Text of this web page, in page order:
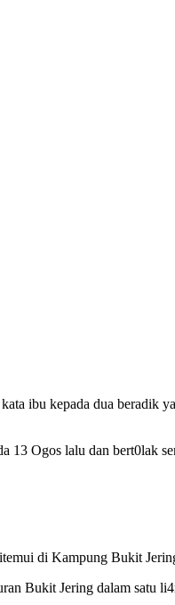
ibu kepada dua beradik
13 Ogos lalu dan bert0lak
di Kampung Bukit
Bukit Jering dalam satu